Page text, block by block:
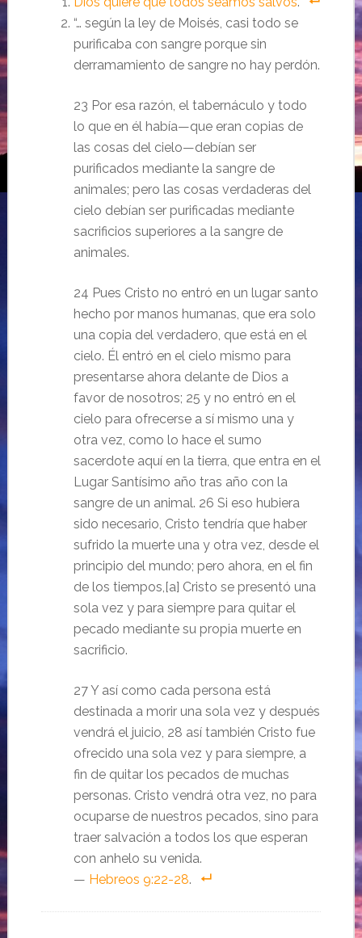
“… según la ley de Moisés, casi todo se
purificaba con sangre porque sin
derramamiento de sangre no hay perdón.
23 Por esa razón, el tabernáculo y todo
lo que en él había—que eran copias de
las cosas del cielo—debían ser
purificados mediante la sangre de
animales; pero las cosas verdaderas del
cielo debían ser purificadas mediante
sacrificios superiores a la sangre de
animales.
24 Pues Cristo no entró en un lugar santo
hecho por manos humanas, que era solo
una copia del verdadero, que está en el
cielo. Él entró en el cielo mismo para
presentarse ahora delante de Dios a
favor de nosotros; 25 y no entró en el
cielo para ofrecerse a sí mismo una y
otra vez, como lo hace el sumo
sacerdote aquí en la tierra, que entra en el
Lugar Santísimo año tras año con la
sangre de un animal. 26 Si eso hubiera
sido necesario, Cristo tendría que haber
sufrido la muerte una y otra vez, desde el
principio del mundo; pero ahora, en el fin
de los tiempos,[a] Cristo se presentó una
sola vez y para siempre para quitar el
pecado mediante su propia muerte en
sacrificio.
27 Y así como cada persona está
destinada a morir una sola vez y después
vendrá el juicio, 28 así también Cristo fue
ofrecido una sola vez y para siempre, a
fin de quitar los pecados de muchas
personas. Cristo vendrá otra vez, no para
ocuparse de nuestros pecados, sino para
traer salvación a todos los que esperan
con anhelo su venida.
— Hebreos 9:22-28.